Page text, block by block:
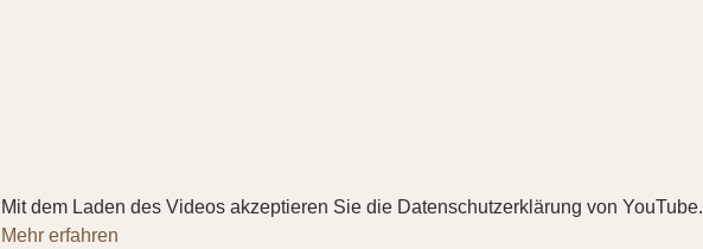
Mit dem Laden des Videos akzeptieren Sie die Datenschutzerklärung von YouTube.
Mehr erfahren